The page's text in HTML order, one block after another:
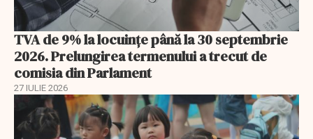
TVA de 9% la locuințe până la 30 septembrie
2026. Prelungirea termenului a trecut de
comisia din Parlament
27 IULIE 2026